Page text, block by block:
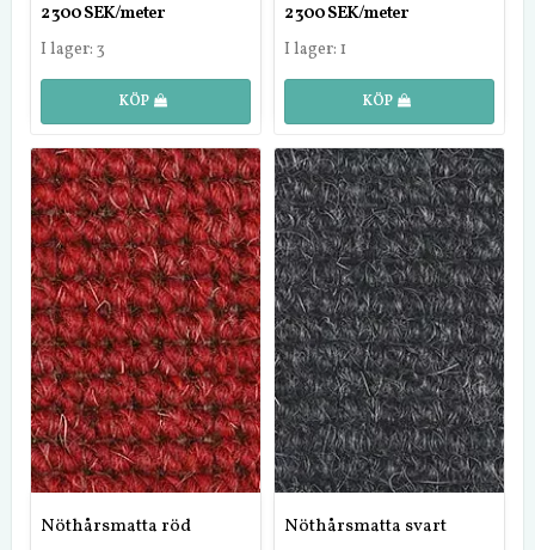
2 300 SEK/meter
I lager: 3
KÖP
2 300 SEK/meter
I lager: 1
KÖP
Nöthårsmatta röd Nöthårsmatta svart